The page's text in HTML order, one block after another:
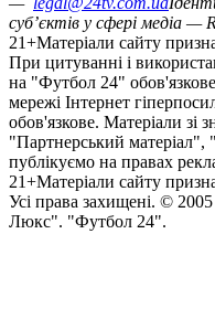
суб’єктів у сфері медіа —
21+Матеріали сайту
При цитуванні і
на "Футбол 24"
мережі Інтернет
обов'язкове. Матеріали зі
"Партнерський
публікуємо на правах
21+Матеріали сайту
Усi права захищенi. ©
Люкс". "Футбол 24".